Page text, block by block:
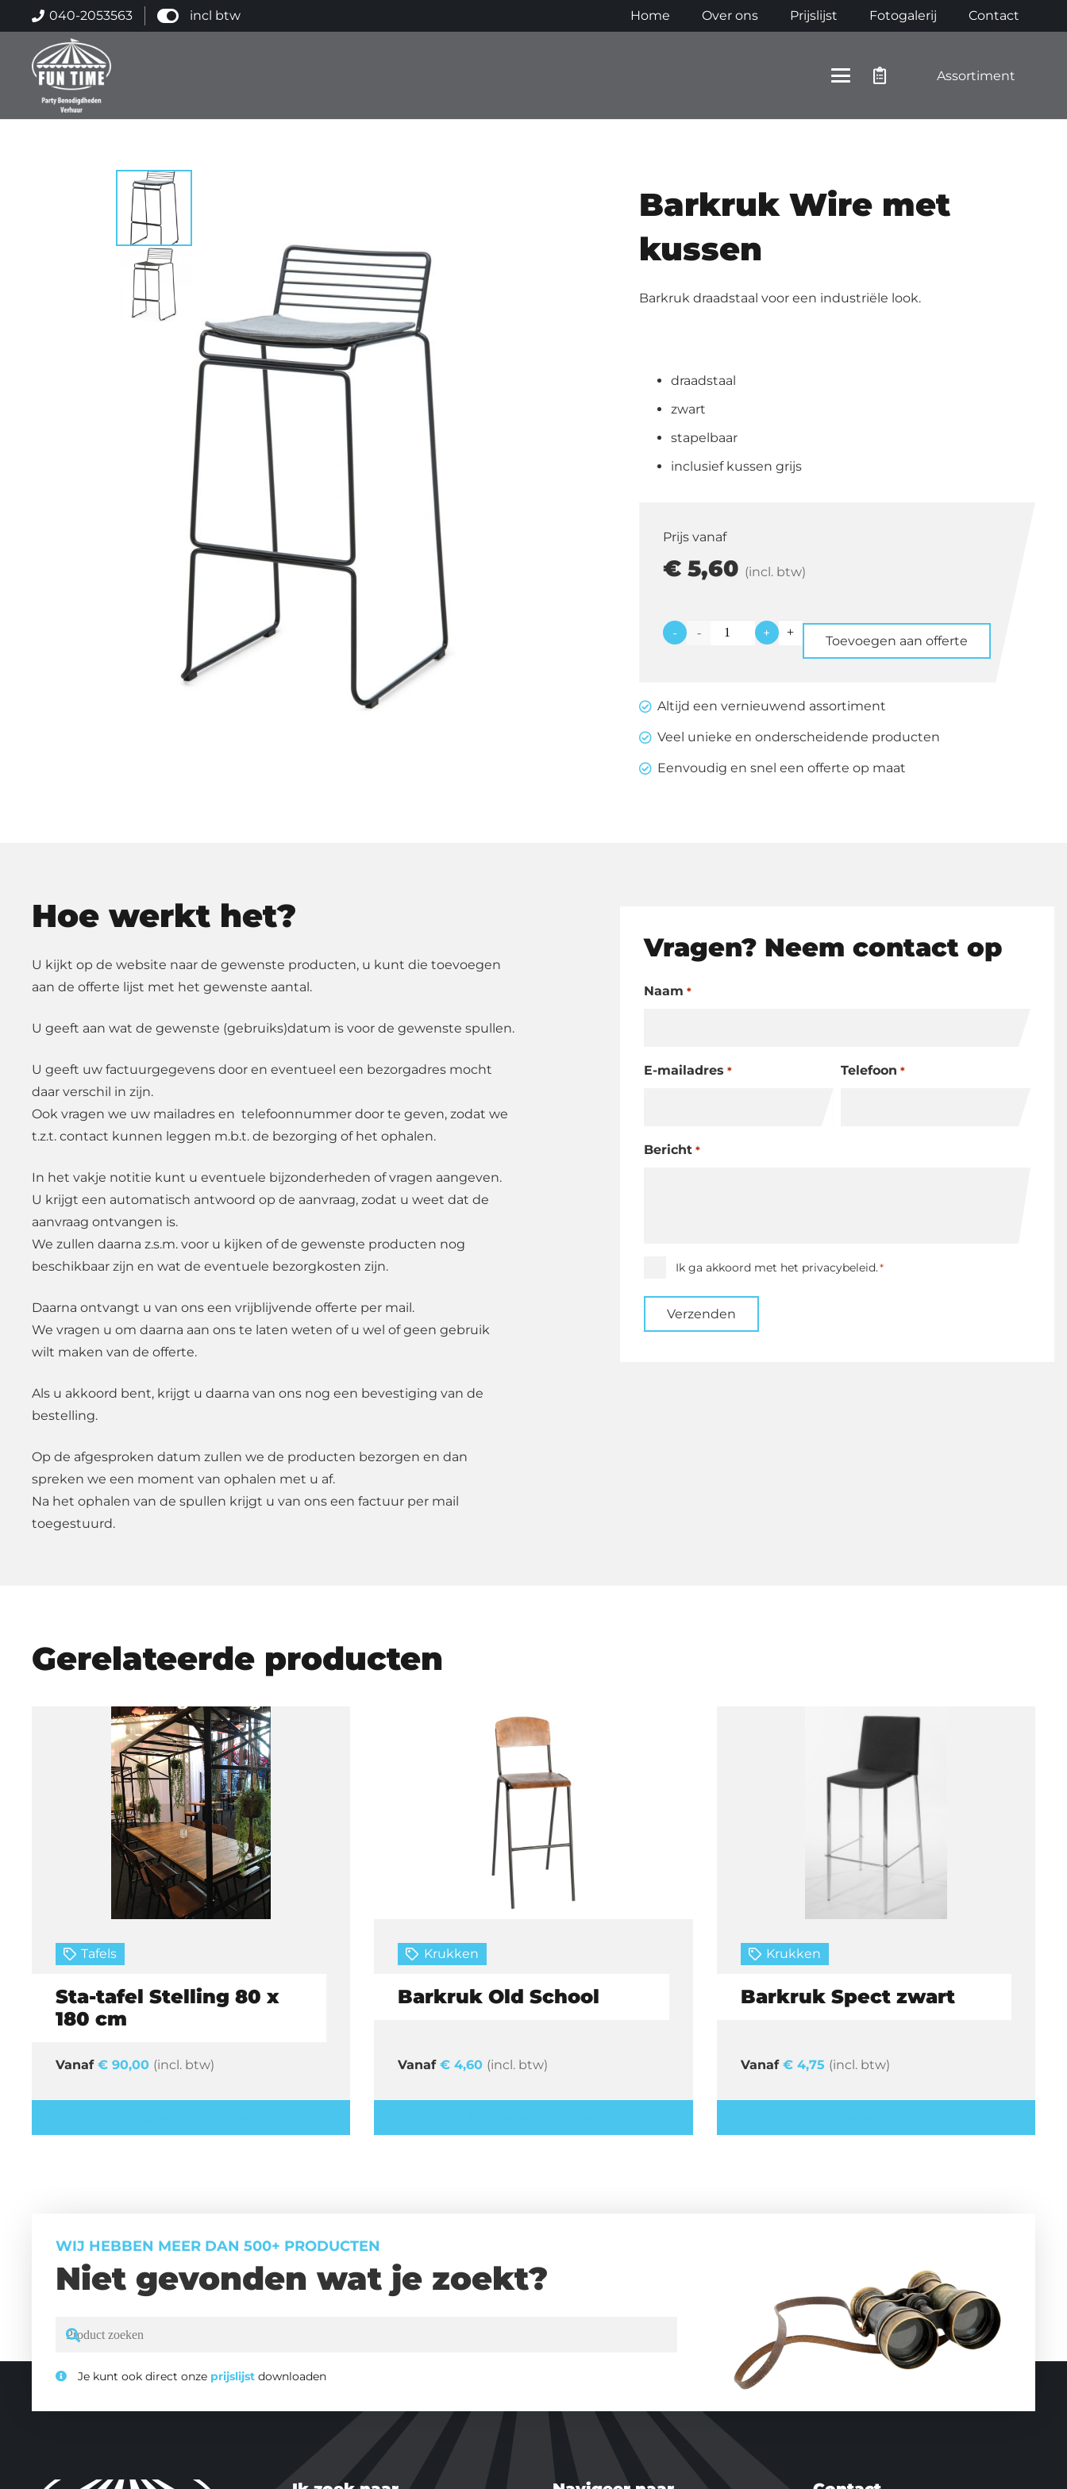
040-2053563 incl btw Home Over ons Prijslijst Fotogalerij Contact
Assortiment
Barkruk Wire met
kussen
Barkruk draadstaal voor een industriële look.
draadstaal
zwart
stapelbaar
inclusief kussen grijs
Prijs vanaf
€ 5,60 (incl. btw)
-
Barkruk
kussen
aantal
+ Toevoegen aan offerte
Altijd een vernieuwend assortiment
Veel unieke en onderscheidende producten
Eenvoudig en snel een offerte op maat
Hoe werkt het?
U kijkt op de website naar de gewenste producten, u kunt die toevoegen
aan de offerte lijst met het gewenste aantal.
U geeft aan wat de gewenste (gebruiks)datum is voor de gewenste spullen.
U geeft uw factuurgegevens door en eventueel een bezorgadres mocht
daar verschil in zijn.
Ook vragen we uw mailadres en telefoonnummer door te geven, zodat we
t.z.t. contact kunnen leggen m.b.t. de bezorging of het ophalen.
In het vakje notitie kunt u eventuele bijzonderheden of vragen aangeven.
U krijgt een automatisch antwoord op de aanvraag, zodat u weet dat de
aanvraag ontvangen is.
We zullen daarna z.s.m. voor u kijken of de gewenste producten nog
beschikbaar zijn en wat de eventuele bezorgkosten zijn.
Daarna ontvangt u van ons een vrijblijvende offerte per mail.
We vragen u om daarna aan ons te laten weten of u wel of geen gebruik
wilt maken van de offerte.
Als u akkoord bent, krijgt u daarna van ons nog een bevestiging van de
bestelling.
Op de afgesproken datum zullen we de producten bezorgen en dan
spreken we een moment van ophalen met u af.
Na het ophalen van de spullen krijgt u van ons een factuur per mail
toegestuurd.
Vragen? Neem contact op
Naam *
E-mailadres * Telefoon *
Bericht *
Instemming
Ik ga akkoord met het privacybeleid.*
Verzenden
Gerelateerde producten
Tafels
Sta-tafel Stelling 80 x
180 cm
€ 90,00 (incl. btw)
Krukken
Barkruk Old School
€ 4,60 (incl. btw)
Krukken
Barkruk Spect zwart
€4,75 (incl. btw)
WIJ HEBBEN MEER DAN 500+ PRODUCTEN
Niet gevonden wat je zoekt?
Je kunt ook direct onze prijslijst downloaden